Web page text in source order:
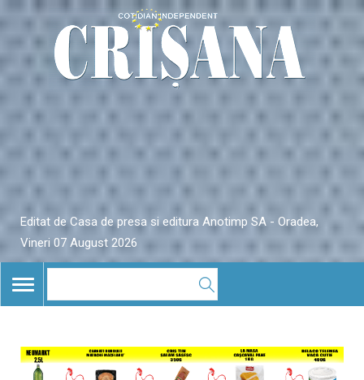
Editat de Casa de presa si editura Anotimp SA - Oradea,
Vineri 07 August 2026
TOGGLE
NAVIGATION